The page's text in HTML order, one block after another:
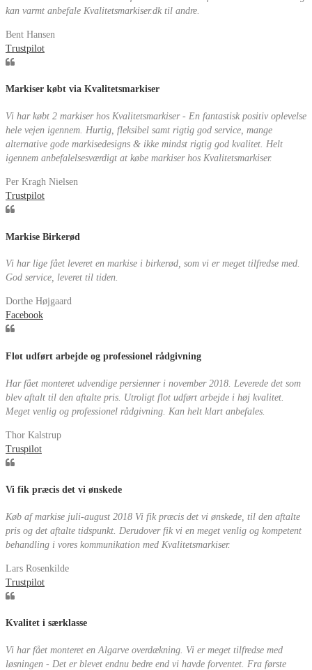
kan varmt anbefale Kvalitetsmarkiser.dk til andre.
Bent Hansen
Trustpilot
Markiser købt via Kvalitetsmarkiser
Vi har købt 2 markiser hos Kvalitetsmarkiser - En fantastisk positiv oplevelse
hele vejen igennem. Hurtig, fleksibel samt rigtig god service, mange
alternative gode markisedesigns & ikke mindst rigtig god kvalitet. Helt
igennem anbefalelsesværdigt at købe markiser hos Kvalitetsmarkiser.
Per Kragh Nielsen
Trustpilot
Markise Birkerød
Vi har lige fået leveret en markise i birkerød, som vi er meget tilfredse med.
God service, leveret til tiden.
Dorthe Højgaard
Facebook
Flot udført arbejde og professionel rådgivning
Har fået monteret udvendige persienner i november 2018. Leverede det som
blev aftalt til den aftalte pris. Utroligt flot udført arbejde i høj kvalitet.
Meget venlig og professionel rådgivning. Kan helt klart anbefales.
Thor Kalstrup
Truspilot
Vi fik præcis det vi ønskede
Køb af markise juli-august 2018 Vi fik præcis det vi ønskede, til den aftalte
pris og det aftalte tidspunkt. Derudover fik vi en meget venlig og kompetent
behandling i vores kommunikation med Kvalitetsmarkiser.
Lars Rosenkilde
Trustpilot
Kvalitet i særklasse
Vi har fået monteret en Algarve overdækning. Vi er meget tilfredse med
løsningen - Det er blevet endnu bedre end vi havde forventet. Fra første